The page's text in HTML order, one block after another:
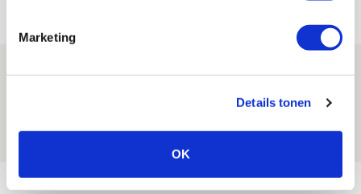
Marketing
Details tonen
OK
Ajax zet Shelbourne eenvoudig opzij en
reist met vertrouwen naar Dublin
Bekijk meer